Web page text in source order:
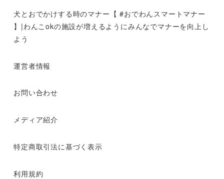
犬とおでかけする時のマナー【 #おでわんスマートマナー
】|わんこokの施設が増えるようにみんなでマナーを向上し
よう
運営者情報
お問い合わせ
メディア紹介
特定商取引法に基づく表示
利用規約